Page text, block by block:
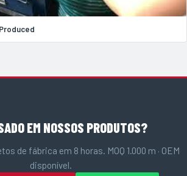
EM NOSSOS PRODUTOS?
de fábrica em 8 horas. MOQ 1.000 m · OEM
disponível.